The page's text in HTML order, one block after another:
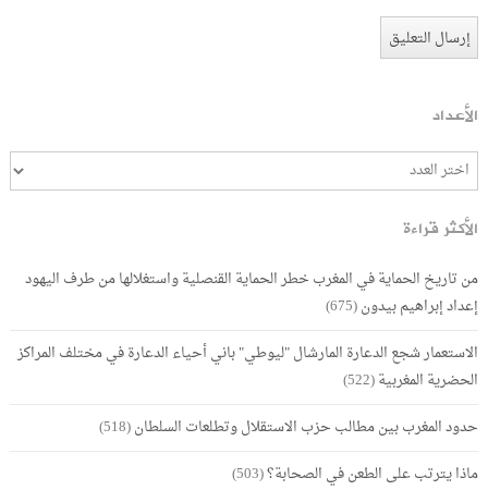
الأعداد
الأكثر قراءة
من تاريخ الحماية في المغرب خطر الحماية القنصلية واستغلالها من طرف اليهود
إعداد إبراهيم بيدون(675)
الاستعمار شجع الدعارة المارشال "ليوطي" باني أحياء الدعارة في مختلف المراكز
الحضرية المغربية(522)
حدود المغرب بين مطالب حزب الاستقلال وتطلعات السلطان(518)
ماذا يترتب على الطعن في الصحابة؟(503)